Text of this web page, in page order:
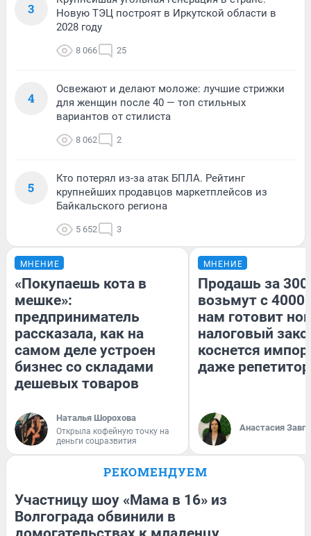
3
Новую ТЭЦ построят в Иркутской области в
2028 году
8 066 25
4
Освежают и делают моложе: лучшие стрижки
для женщин после 40 — топ стильных
вариантов от стилиста
8 062 2
5
Кто потерял из-за атак БПЛА. Рейтинг
крупнейших продавцов маркетплейсов из
Байкальского региона
5 652 3
МНЕНИЕ
«Покупаешь кота в
мешке»:
предприниматель
рассказала, как на
самом деле устроен
бизнес со складами
дешевых товаров
Наталья Шорохова
Открыла кофейную точку на
деньги соцразвития
МНЕНИЕ
Продашь за
возьмут с
нам готовит
налоговый
коснется
даже
Анастасия
РЕКОМЕНДУЕМ
Участницу шоу «Мама в 16» из
Волгограда обвинили в